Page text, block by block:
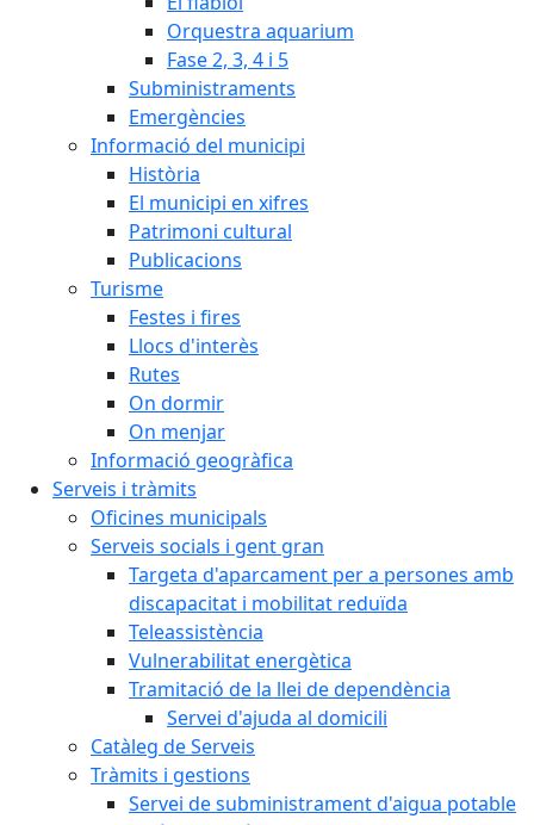
Orquestra aquarium
Fase 2, 3, 4 i 5
Subministraments
Emergències
Informació del municipi
Història
El municipi en xifres
Patrimoni cultural
Publicacions
Turisme
Festes i fires
Llocs d'interès
Rutes
On dormir
On menjar
Informació geogràfica
Serveis i tràmits
Oficines municipals
Serveis socials i gent gran
Targeta d'aparcament per a persones amb
discapacitat i mobilitat reduïda
Teleassistència
Vulnerabilitat energètica
Tramitació de la llei de dependència
Servei d'ajuda al domicili
Catàleg de Serveis
Tràmits i gestions
Servei de subministrament d'aigua potable